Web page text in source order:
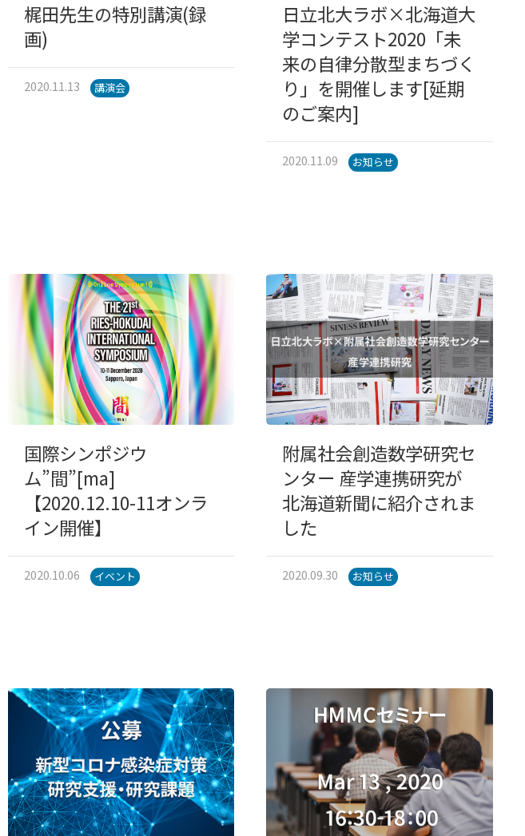
梶田先生の特別講演(録
画)
2020.11.13 講演会
日立北大ラボ×北海道大
学コンテスト2020「未
来の自律分散型まちづく
り」を開催します[延期
のご案内]
2020.11.09 お知らせ
国際シンポジウ
ム”間”[ma]
【2020.12.10-11オンラ
イン開催】
2020.10.06 イベント
附属社会創造数学研究セ
ンター 産学連携研究が
北海道新聞に紹介されま
した
2020.09.30 お知らせ